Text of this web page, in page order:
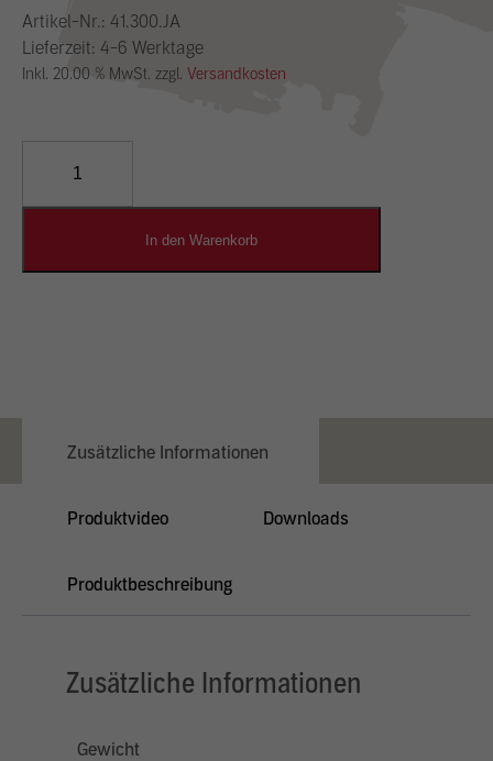
Artikel-Nr.: 41.300.JA
Lieferzeit: 4-6 Werktage
Inkl. 20.00 % MwSt. zzgl. Versandkosten
Designputz
In den Warenkorb
Zusätzliche Informationen
Produktvideo Downloads
Produktbeschreibung
Zusätzliche Informationen
Gewicht